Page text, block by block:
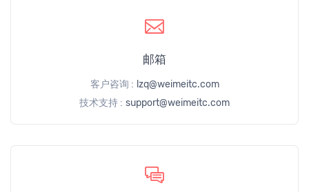
邮箱
客户咨询 : lzq@weimeitc.com
技术支持 : support@weimeitc.com